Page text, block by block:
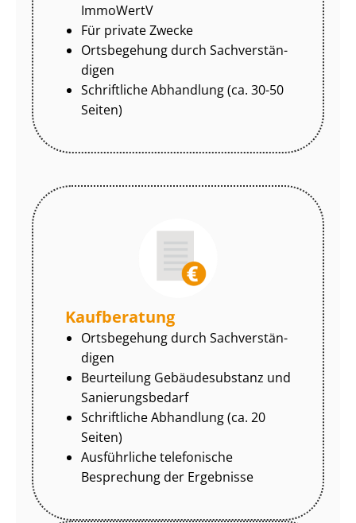
ImmoWertV
Für private Zwecke
Ortsbegehung durch Sach­ver­stän­
di­gen
Schriftliche Abhandlung (ca. 30-50
Seiten)
Kaufberatung
Ortsbegehung durch Sach­ver­stän­
di­gen
Beurteilung Gebäudesubstanz und
Sa­nie­rungs­be­darf
Schriftliche Abhandlung (ca. 20
Seiten)
Ausführliche telefonische
Besprechung der Ergebnisse